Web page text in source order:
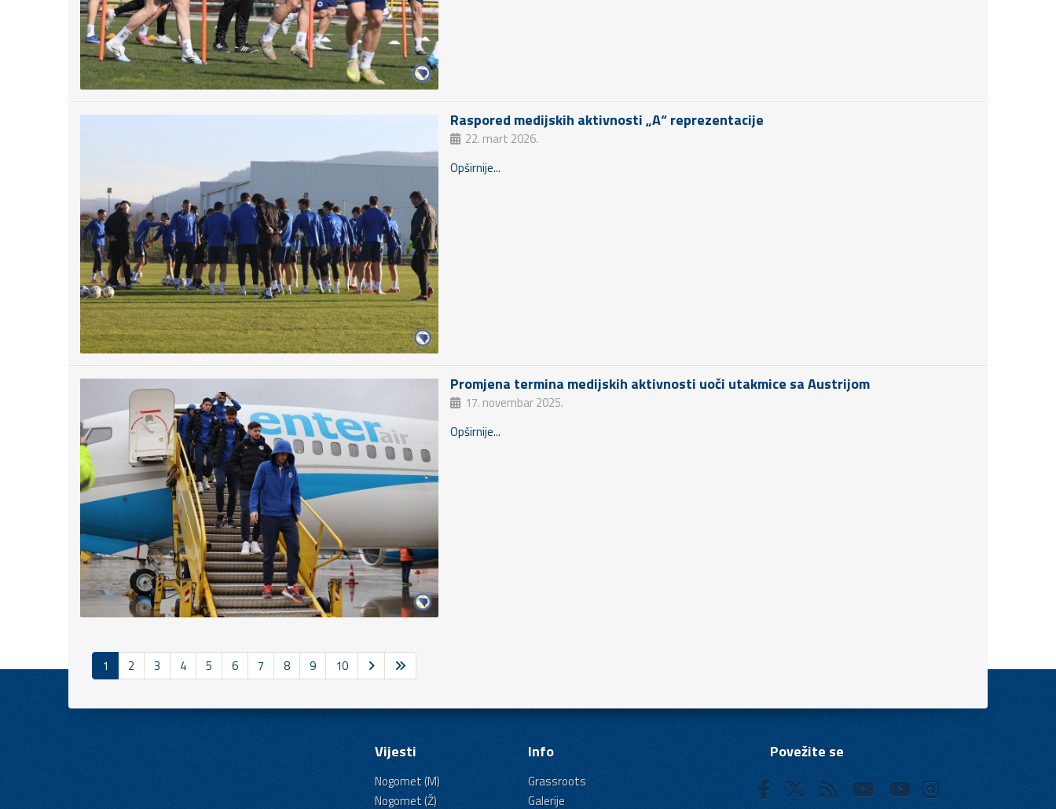
Raspored medijskih aktivnosti „A“ reprezentacije
22. mart 2026.
Opširnije...
Promjena termina medijskih aktivnosti uoči utakmice sa Austrijom
17. novembar 2025.
Opširnije...
1 2 3 4 5 6 7 8 9 10
Vijesti
Nogomet (M)
Nogomet (Ž)
Info
Grassroots
Galerije
Povežite se